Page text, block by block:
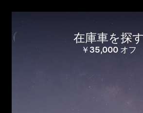
在庫車を探す
￥35,000 オフ